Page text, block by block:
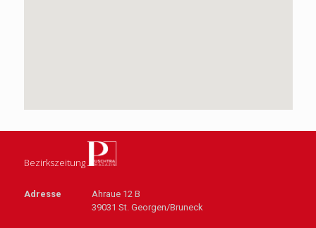
Bezirkszeitung
Adresse
Ahraue 12 B
39031 St. Georgen/Bruneck